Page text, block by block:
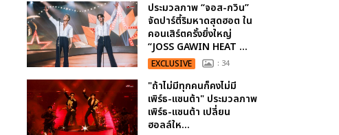
ประมวลภาพ “จอส-กวิน”
จัดปาร์ตี้ริมหาดสุดฮอต ใน
คอนเสิร์ตครั้งยิ่งใหญ่
“JOSS GAWIN HEAT ...
EXCLUSIVE : 34
"ถ้าไม่มีทุกคนก็คงไม่มี
เพิร์ธ-แซนต้า" ประมวลภาพ
เพิร์ธ-แซนต้า เปลี่ยน
ฮอลล์ให...